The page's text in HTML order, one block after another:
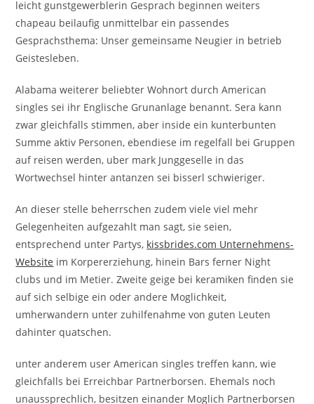
leicht gunstgewerblerin Gesprach beginnen weiters
chapeau beilaufig unmittelbar ein passendes
Gesprachsthema: Unser gemeinsame Neugier in betrieb
Geistesleben.
Alabama weiterer beliebter Wohnort durch American
singles sei ihr Englische Grunanlage benannt. Sera kann
zwar gleichfalls stimmen, aber inside ein kunterbunten
Summe aktiv Personen, ebendiese im regelfall bei Gruppen
auf reisen werden, uber mark Junggeselle in das
Wortwechsel hinter antanzen sei bisserl schwieriger.
An dieser stelle beherrschen zudem viele viel mehr
Gelegenheiten aufgezahlt man sagt, sie seien,
entsprechend unter Partys, kissbrides.com Unternehmens-
Website im Korpererziehung, hinein Bars ferner Night
clubs und im Metier. Zweite geige bei keramiken finden sie
auf sich selbige ein oder andere Moglichkeit,
umherwandern unter zuhilfenahme von guten Leuten
dahinter quatschen.
unter anderem user American singles treffen kann, wie
gleichfalls bei Erreichbar Partnerborsen. Ehemals noch
unaussprechlich, besitzen einander Moglich Partnerborsen